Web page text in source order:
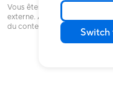
Switch
Vous êtes sur le point de
externe. ASUS n'est pas
du contenu ou de l'exactitude